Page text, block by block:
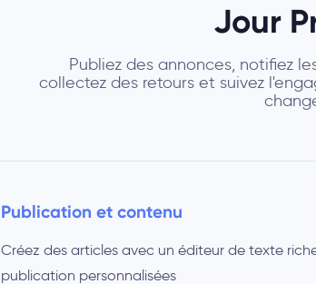
Jour
Publiez des annonces, notifiez
collectez des retours et suivez
Publication et contenu
Créez des articles avec un éditeur de texte
publication personnalisées